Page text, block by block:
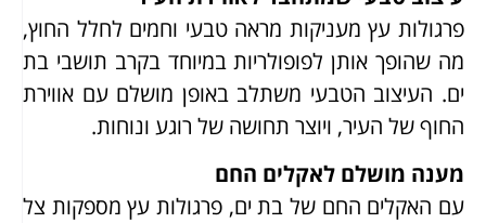
פרגולות עץ מעניקות מראה טבעי וחמים לחלל החוץ,
מה שהופך אותן לפופולריות במיוחד בקרב תושבי בת
ים. העיצוב הטבעי משתלב באופן מושלם עם אווירת
החוף של העיר, ויוצר תחושה של רוגע ונוחות.
מענה מושלם לאקלים החם
עם האקלים החם של בת ים, פרגולות עץ מספקות צל